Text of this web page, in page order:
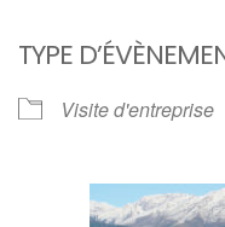
TYPE
Visite d'entreprise